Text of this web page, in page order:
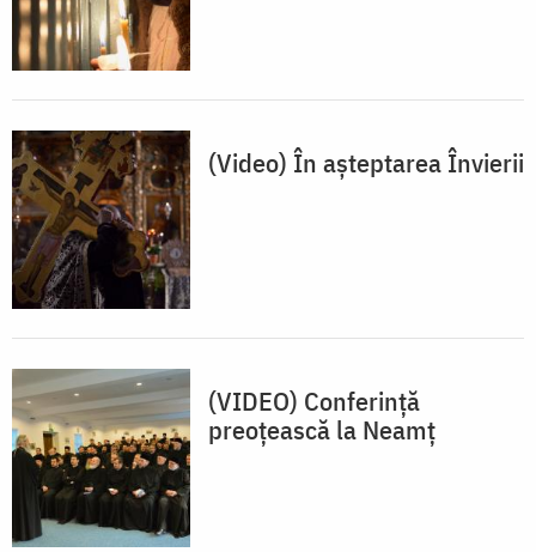
(Video) În așteptarea Învierii
(VIDEO) Conferință
preoțească la Neamț